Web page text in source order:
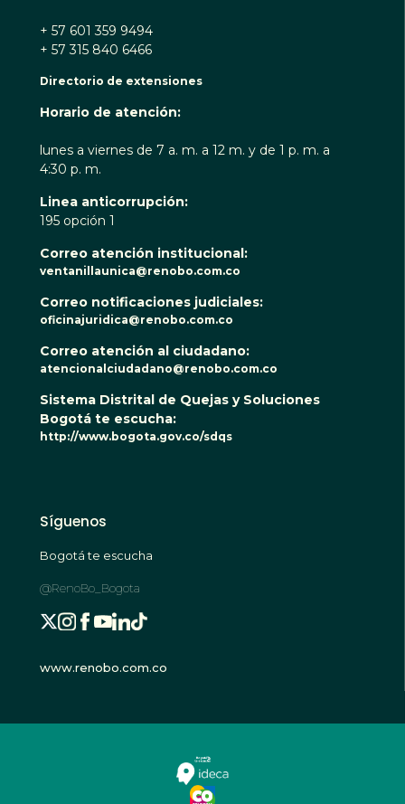
+ 57 601 359 9494
+ 57 315 840 6466
Directorio de extensiones
Horario de atención:
lunes a viernes de 7 a. m. a 12 m. y de 1 p. m. a
4:30 p. m.
Linea anticorrupción:
195 opción 1
Correo atención institucional:
ventanillaunica@renobo.com.co
Correo notificaciones judiciales:
oficinajuridica@renobo.com.co
Correo atención al ciudadano:
atencionalciudadano@renobo.com.co
Sistema Distrital de Quejas y Soluciones
Bogotá te escucha:
http://www.bogota.gov.co/sdqs
Síguenos
Bogotá te escucha
@RenoBo_Bogota
www.renobo.com.co